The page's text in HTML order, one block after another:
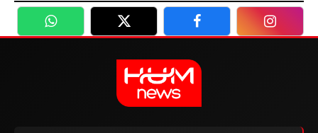
WhatsApp Twitter Facebook